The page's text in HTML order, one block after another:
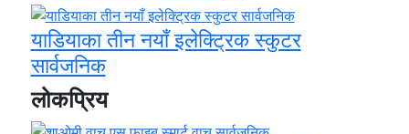
याडियाका तीन नयाँ इलेक्ट्रिक स्कुटर
सार्वजनिक
लोकप्रिय